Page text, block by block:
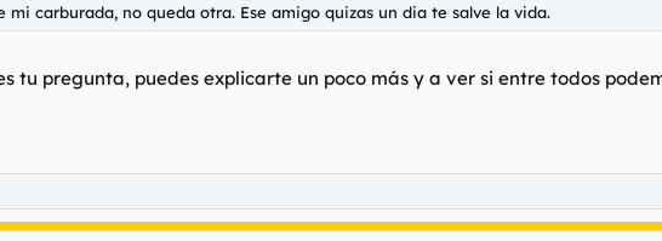
mi carburada, no queda otra. Ese amigo quizas un dia te salve la vida.
tu pregunta, puedes explicarte un poco más y a ver si entre todos